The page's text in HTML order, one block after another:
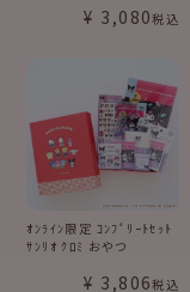
¥ 3,080税込
ｵﾝﾗｲﾝ限定 ｺﾝﾌﾟﾘｰﾄｾｯﾄ
ｻﾝﾘｵ ｸﾛﾐ おやつ
¥ 3,806税込